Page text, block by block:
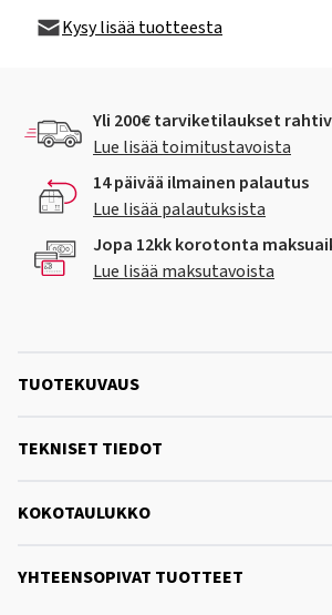
Kysy lisää tuotteesta
Yli 200€ tarviketilaukset
Lue lisää toimitustavoista
14 päivää ilmainen palautus
Lue lisää palautuksista
Jopa 12kk korotonta
Lue lisää maksutavoista
TUOTEKUVAUS
TEKNISET TIEDOT
KOKOTAULUKKO
YHTEENSOPIVAT TUOTTEET